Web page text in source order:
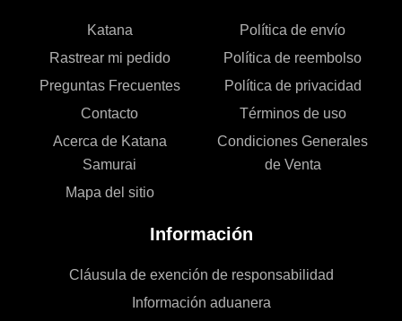
Katana
Rastrear mi pedido
Preguntas Frecuentes
Contacto
Acerca de Katana
Samurai
Mapa del sitio
Política de envío
Política de reembolso
Política de privacidad
Términos de uso
Condiciones Generales
de Venta
Información
Cláusula de exención de responsabilidad
Información aduanera